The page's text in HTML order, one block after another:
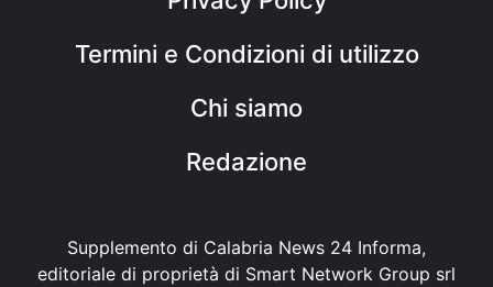
Termini e Condizioni di utilizzo
Chi siamo
Redazione
Supplemento di Calabria News 24 Informa,
editoriale di proprietà di Smart Network Group srl